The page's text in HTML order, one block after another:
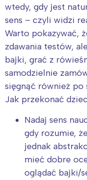
wtedy, gdy jest
sens – czyli widzi
Warto pokazywać,
zdawania testów,
bajki, grać z
samodzielnie
sięgnąć również po
Jak przekonać
Nadaj sens
gdy rozumie,
jednak
mieć dobre
oglądać bajki/